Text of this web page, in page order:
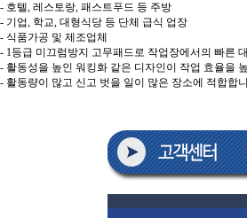
- 호텔, 레스토랑, 패스트푸드 등 주방
- 기업, 학교, 대형식당 등 단체 급식 업장
- 식품가공 및 제조업체
- 1등급 미끄럼방지 고무패드로 작업장에서의 빠른
- 활동성을 높인 워킹화 같은 디자인이 작업 효율을
- 활동량이 많고 신고 벗을 일이 많은 장소에 적합합